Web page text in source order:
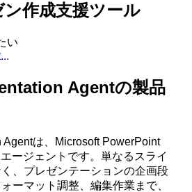
作成支援ツール
い
Agentの製品
Agentは、Microsoft PowerPoint
ージェントです。単なるスライ
、プレゼンテーションの企画段
ーマット調整、編集作業まで、